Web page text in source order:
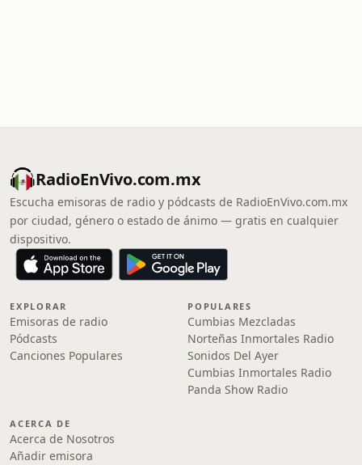
RadioEnVivo.com.mx
Escucha emisoras de radio y pódcasts de RadioEnVivo.com.mx
por ciudad, género o estado de ánimo — gratis en cualquier
dispositivo.
EXPLORAR
Emisoras de radio
Pódcasts
Canciones Populares
POPULARES
Cumbias Mezcladas
Norteñas Inmortales Radio
Sonidos Del Ayer
Cumbias Inmortales Radio
Panda Show Radio
ACERCA DE
Acerca de Nosotros
Añadir emisora